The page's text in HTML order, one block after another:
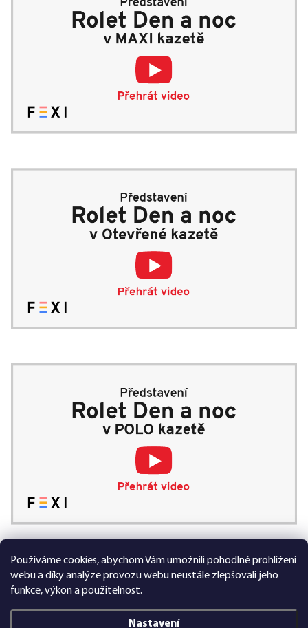
Používáme cookies, abychom Vám umožnili pohodlné prohlížení
webu a díky analýze provozu webu neustále zlepšovali jeho
funkce, výkon a použitelnost.
Nastavení
99 % spokojených zákazníků